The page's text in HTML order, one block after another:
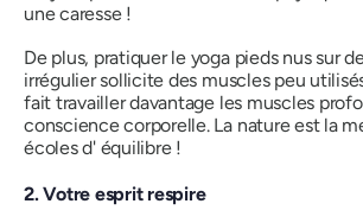
une caresse !
De plus, pratiquer le yoga pieds nus sur
irrégulier sollicite des muscles peu
fait travailler davantage les muscles
conscience corporelle. La nature est la
écoles d' équilibre!
2. Votre esprit respire